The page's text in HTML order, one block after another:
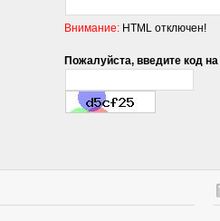
Внимание: HTML отключен!
Пожалуйста, введите код